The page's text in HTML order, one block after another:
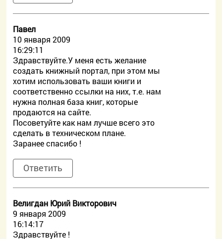
Павел
10 января 2009
16:29:11
Здравствуйте.У меня есть желание
создать книжный портал, при этом мы
хотим использовать ваши книги и
соответственно ссылки на них, т.е. нам
нужна полная база книг, которые
продаются на сайте.
Посоветуйте как нам лучше всего это
сделать в техническом плане.
Заранее спасибо !
Ответить
Велигдан Юрий Викторович
9 января 2009
16:14:17
Здравствуйте !